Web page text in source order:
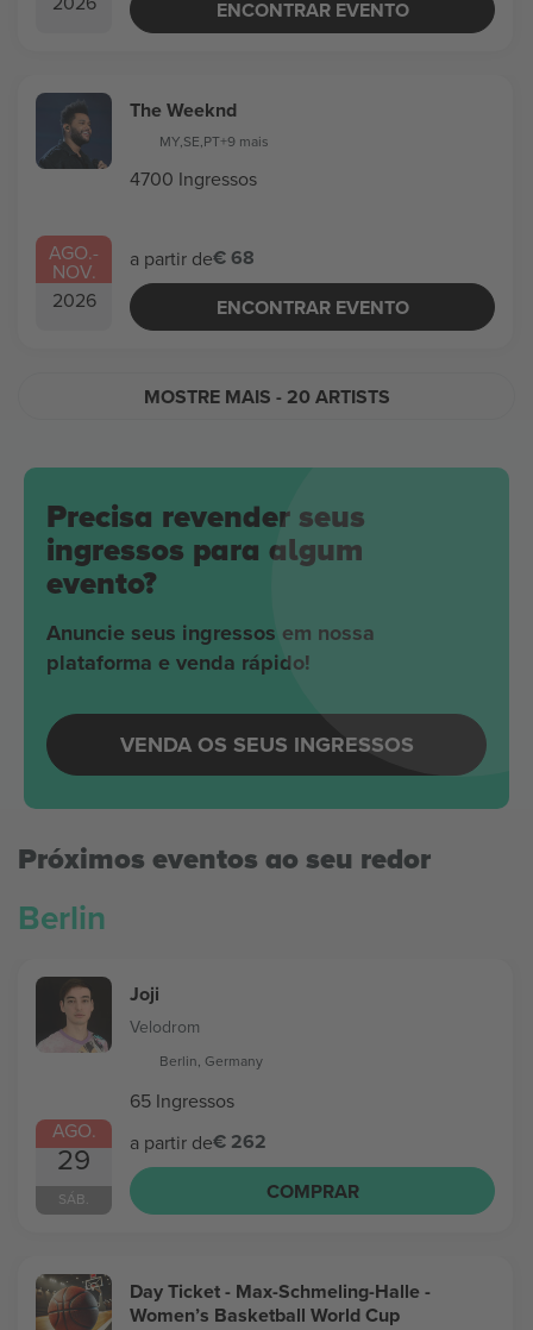
ENCONTRAR EVENTO
AGO.-
NOV.
2026
The Weeknd
MY,SE,PT+9 mais
4700 Ingressos
a partir de€ 68
ENCONTRAR EVENTO
MOSTRE MAIS - 20 ARTISTS
Precisa revender seus
ingressos para algum
evento?
Anuncie seus ingressos em nossa
plataforma e venda rápido!
VENDA OS SEUS INGRESSOS
Próximos eventos ao seu redor
Berlin
AGO.
29
SÁB.
Joji
Velodrom
Berlin, Germany
65 Ingressos
a partir de€ 262
COMPRAR
Day Ticket - Max-Schmeling-Halle -
Women’s Basketball World Cup